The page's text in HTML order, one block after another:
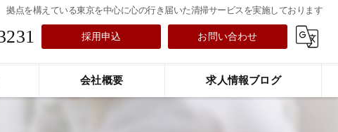
拠点を構えている東京を中心に心の行き届いた清掃サービスを実施しております
採用申込 お問い合わせ
会社概要 求人情報ブログ